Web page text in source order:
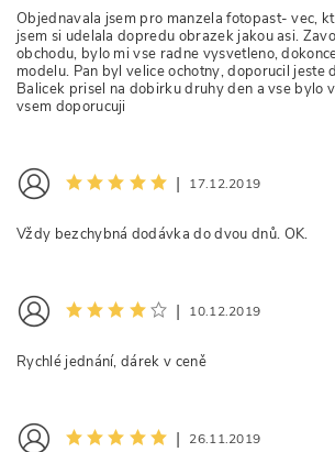
Objednavala jsem pro manzela fotopast- vec,
jsem si udelala dopredu obrazek jakou asi.
obchodu, bylo mi vse radne vysvetleno,
modelu. Pan byl velice ochotny, doporucil jeste
Balicek prisel na dobirku druhy den a vse bylo
vsem doporucuji
| 17.12.2019
Vždy bezchybná dodávka do dvou dnů. OK.
| 10.12.2019
Rychlé jednání, dárek v ceně
| 26.11.2019